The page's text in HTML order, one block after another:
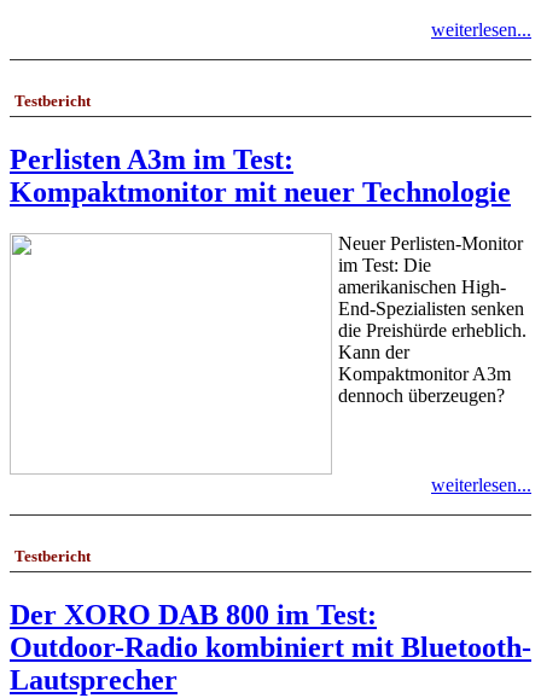
weiterlesen...
Testbericht
Perlisten A3m im Test:
Kompaktmonitor mit neuer Technologie
Neuer Perlisten-Monitor
im Test: Die
amerikanischen High-
End-Spezialisten senken
die Preishürde erheblich.
Kann der
Kompaktmonitor A3m
dennoch überzeugen?
weiterlesen...
Testbericht
Der XORO DAB 800 im Test:
Outdoor-Radio kombiniert mit Bluetooth-
Lautsprecher